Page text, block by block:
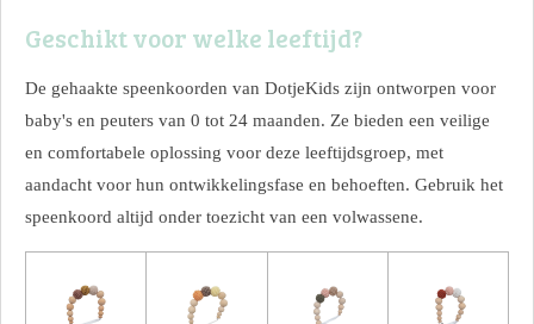
Geschikt voor welke leeftijd?
De gehaakte speenkoorden van DotjeKids zijn ontworpen voor
baby's en peuters van 0 tot 24 maanden. Ze bieden een veilige
en comfortabele oplossing voor deze leeftijdsgroep, met
aandacht voor hun ontwikkelingsfase en behoeften. Gebruik het
speenkoord altijd onder toezicht van een volwassene.